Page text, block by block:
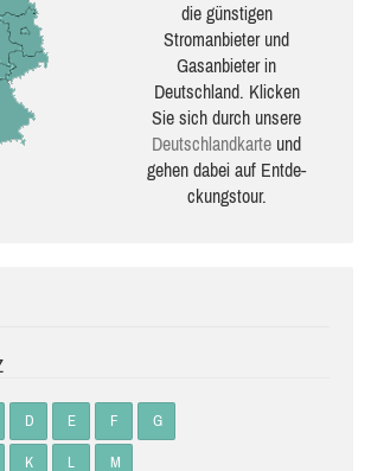
die güns­ti­gen
Stromanbieter und
Gasanbieter in
Deutschland. Klicken
Sie sich durch unsere
Deutsch­land­karte und
gehen dabei auf Ent­de­
ckungs­tour.
D E F G
K L M